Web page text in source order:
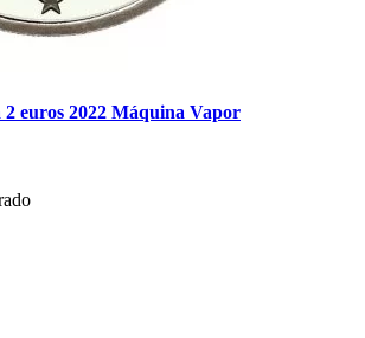
2 euros 2022 Máquina Vapor